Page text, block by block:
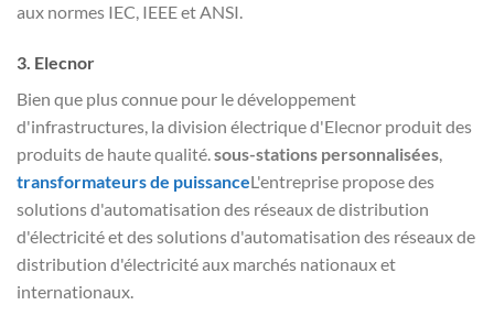
aux normes IEC, IEEE et ANSI.
3. Elecnor
Bien que plus connue pour le développement
d'infrastructures, la division électrique d'Elecnor produit des
produits de haute qualité.sous-stations personnalisées,
transformateurs de puissanceL'entreprise propose des
solutions d'automatisation des réseaux de distribution
d'électricité et des solutions d'automatisation des réseaux de
distribution d'électricité aux marchés nationaux et
internationaux.